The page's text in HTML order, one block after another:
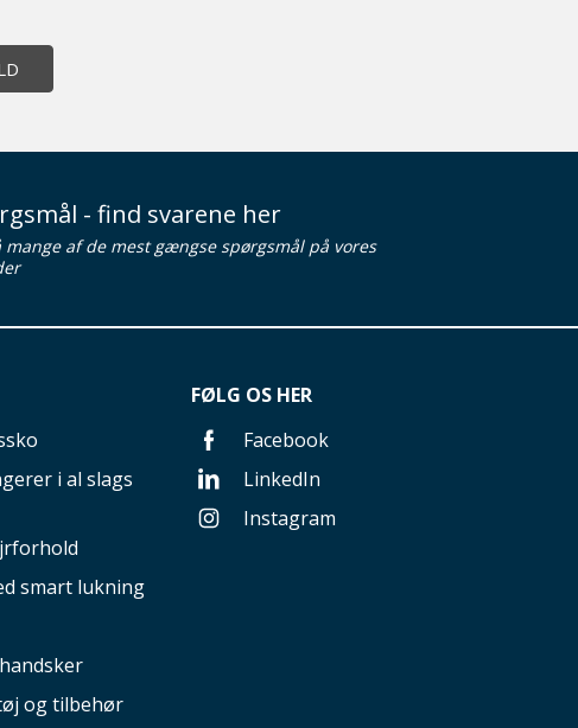
- find svarene her
mange af de mest gængse spørgsmål på vores
i al slags
smart lukning
og tilbehør
FØLG OS HER
Facebook
LinkedIn
Instagram